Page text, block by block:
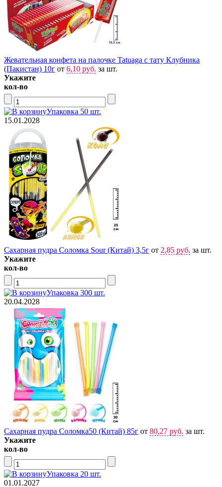
Жевательная конфета на палочке Tatuaga с тату Клубника
(Пакистан) 10г от 6,10 руб. за шт.
Укажите
кол-во
Упаковка 50 шт.
15.01.2028
Сахарная пудра Соломка Sour (Китай) 3,5г от 2,85 руб. за шт.
Укажите
кол-во
Упаковка 300 шт.
20.04.2028
Сахарная пудра Соломка50 (Китай) 85г от 80,27 руб. за шт.
Укажите
кол-во
Упаковка 20 шт.
01.01.2027